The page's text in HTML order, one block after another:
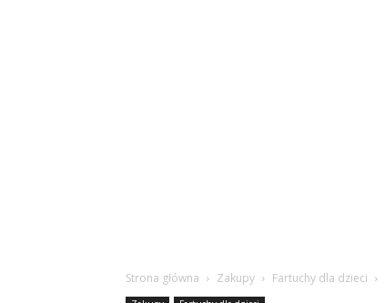
Strona główna Zakupy Fartuchy dla dzieci